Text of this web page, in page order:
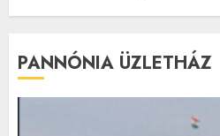
PANNÓNIA ÜZLETHÁZ